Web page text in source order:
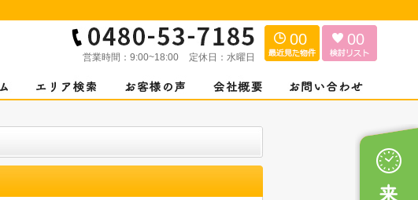
営業時間： 9:00~18:00 定休日： 水曜日
00 00